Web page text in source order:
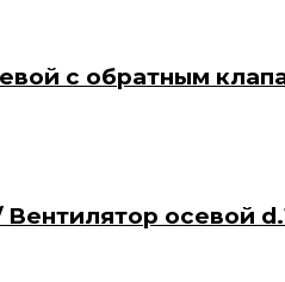
с обратным
Вентилятор осевой